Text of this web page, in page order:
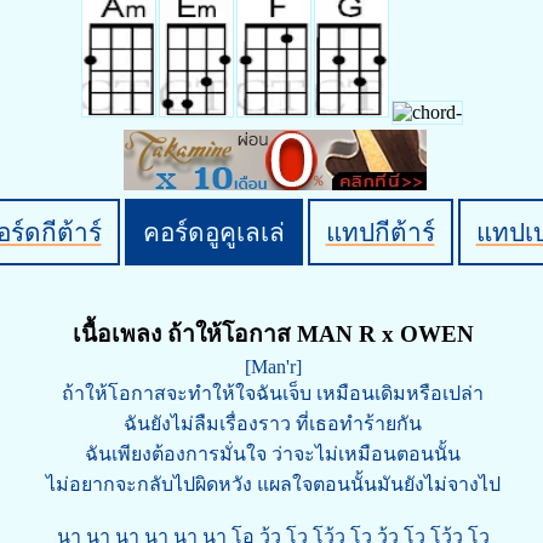
ร์ดกีต้าร์ คอร์ดอูคูเลเล่ แทปกีต้าร์ แทปเ
เนื้อเพลง ถ้าให้โอกาส MAN R x OWEN
[Man'r]
ถ้าให้โอกาสจะทำให้ใจฉันเจ็บ เหมือนเดิมหรือเปล่า
ฉันยังไม่ลืมเรื่องราว ที่เธอทำร้ายกัน
ฉันเพียงต้องการมั่นใจ ว่าจะไม่เหมือนตอนนั้น
ไม่อยากจะกลับไปผิดหวัง แผลใจตอนนั้นมันยังไม่จางไป
นา นา นา นา นา นา โอ วู้ว โว โว้ว โว วู้ว โว โว้ว โว